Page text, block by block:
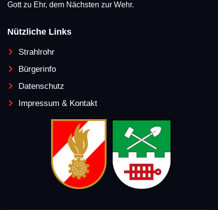
Gott zu Ehr, dem Nächsten zur Wehr.
Nützliche Links
Strahlrohr
Bürgerinfo
Datenschutz
Impressum & Kontakt